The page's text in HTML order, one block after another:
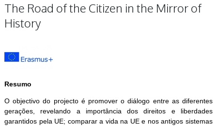
The Road of the Citizen in the Mirror of
History
Resumo
O objectivo do projecto é promover o diálogo entre as diferentes
gerações, revelando a importância dos direitos e liberdades
garantidos pela UE; comparar a vida na UE e nos antigos sistemas